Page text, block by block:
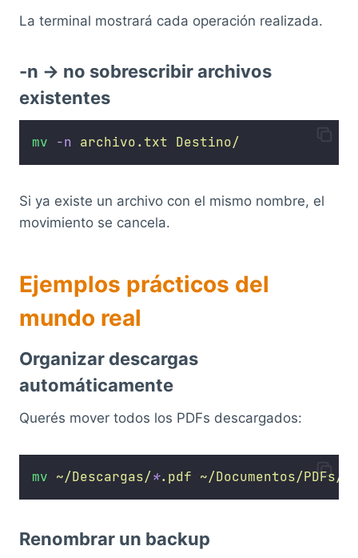
La terminal mostrará cada operación realizada.
-n → no sobrescribir archivos
existentes
mv -n archivo.txt Destino/
Si ya existe un archivo con el mismo nombre, el
movimiento se cancela.
Ejemplos prácticos del
mundo real
Organizar descargas
automáticamente
Querés mover todos los PDFs descargados:
mv ~/Descargas/*.pdf ~/Documentos/PDFs/
Renombrar un backup